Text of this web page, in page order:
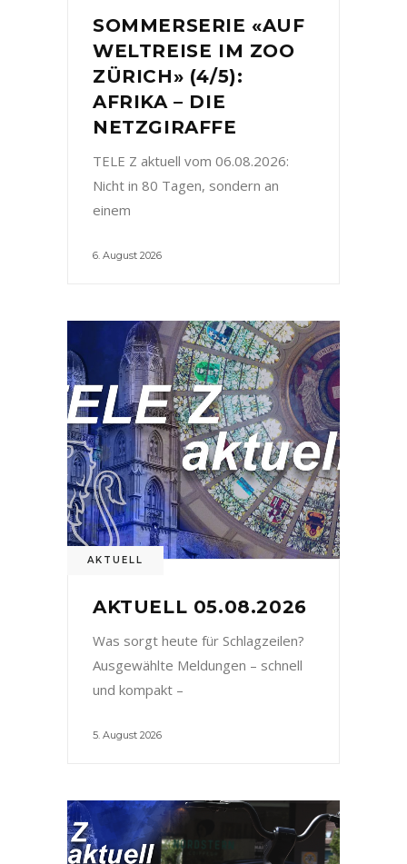
SOMMERSERIE «AUF
WELTREISE IM ZOO
ZÜRICH» (4/5):
AFRIKA – DIE
NETZGIRAFFE
TELE Z aktuell vom 06.08.2026:
Nicht in 80 Tagen, sondern an
einem
6. August 2026
AKTUELL
AKTUELL 05.08.2026
Was sorgt heute für Schlagzeilen?
Ausgewählte Meldungen – schnell
und kompakt –
5. August 2026